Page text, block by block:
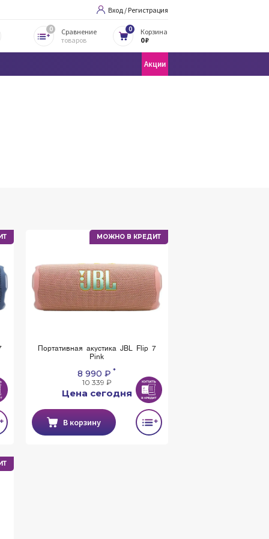
Вход / Регистрация
0
Сравнение
товаров
0
Корзина
0 ₽
Акции
МОЖНО В КРЕДИТ
Портативная акустика JBL Flip 7
Pink
8 990 ₽ *
10 339 ₽
Цена сегодня
В корзину